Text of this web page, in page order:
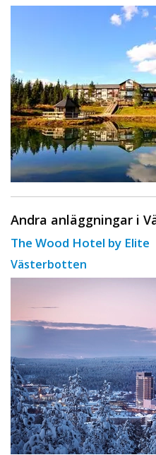
Andra anläggningar i
The Wood Hotel by Elite
Västerbotten